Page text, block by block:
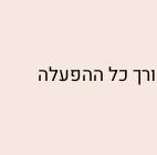
כל ההפעלה